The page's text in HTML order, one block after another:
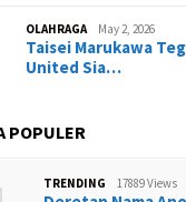
OLAHRAGA May 2, 2026
Taisei Marukawa
United Sia…
POPULER
TRENDING 17889 Views